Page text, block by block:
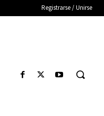
Registrarse / Unirse